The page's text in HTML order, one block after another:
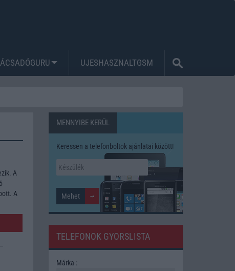
UJESHASZNALTGSM
A
A
MENNYIBE KERÜL
Keressen a telefonboltok ajánlatai között!
TELEFONOK GYORSLISTA
Márka :